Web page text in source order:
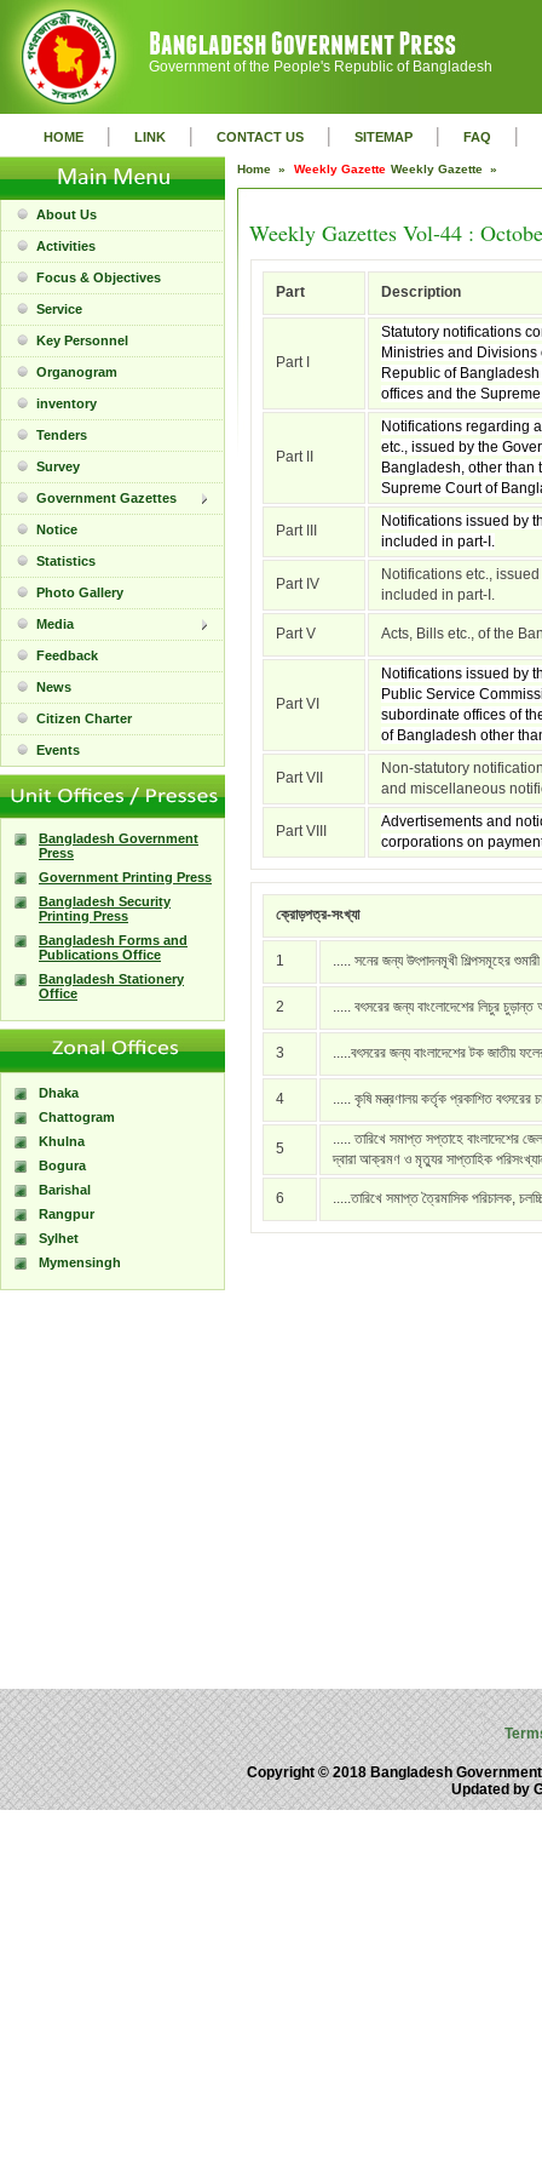
Government of the People's Republic of Bangladesh
HOME | LINK | CONTACT US | SITEMAP | FAQ |
About Us
Activities
Focus & Objectives
Service
Key Personnel
Organogram
inventory
Tenders
Survey
Government Gazettes
Notice
Statistics
Photo Gallery
Media
Feedback
News
Citizen Charter
Events
Bangladesh Government
Press
Government Printing Press
Bangladesh Security
Printing Press
Bangladesh Forms and
Publications Office
Bangladesh Stationery
Office
Dhaka
Chattogram
Khulna
Bogura
Barishal
Rangpur
Sylhet
Mymensingh
Home » Weekly Gazette Weekly Gazette »
Weekly Gazettes Vol-44 :
Part Description
Part I
Statutory notifications
Ministries and Divisions
Republic of
offices and the
Part II
Notifications regarding
etc., issued by the
Bangladesh, other than
Supreme Court of
Part III
Notifications issued by
included in part-I.
Part IV
Notifications etc.,
included in part-I.
Part V Acts, Bills etc., of the
Part VI
Notifications issued by
Public Service
subordinate offices of
of Bangladesh other
Part VII
Non-statutory
and miscellaneous
Part VIII
Advertisements and
corporations on
ক্রোড়পত্র-সংখ্যা
1 ..... সনের জন্য উৎপাদনমূখী শিল্পসমূহের
2 ..... বৎসরের জন্য বাংলোদেশের লিচুর চুড়ান্ত
3 .....বৎসরের জন্য বাংলাদেশের টক জাতীয়
4 ..... কৃষি মন্ত্রণালয় কর্তৃক প্রকাশিত বৎসরের
5
..... তারিখে সমাপ্ত সপ্তাহে বাংলাদেশের
দ্বারা আক্রমণ ও মৃত্যুর সাপ্তাহিক
6 .....তারিখে সমাপ্ত ত্রৈমাসিক পরিচালক,
Copyright © 2018 Bangladesh
Updated by